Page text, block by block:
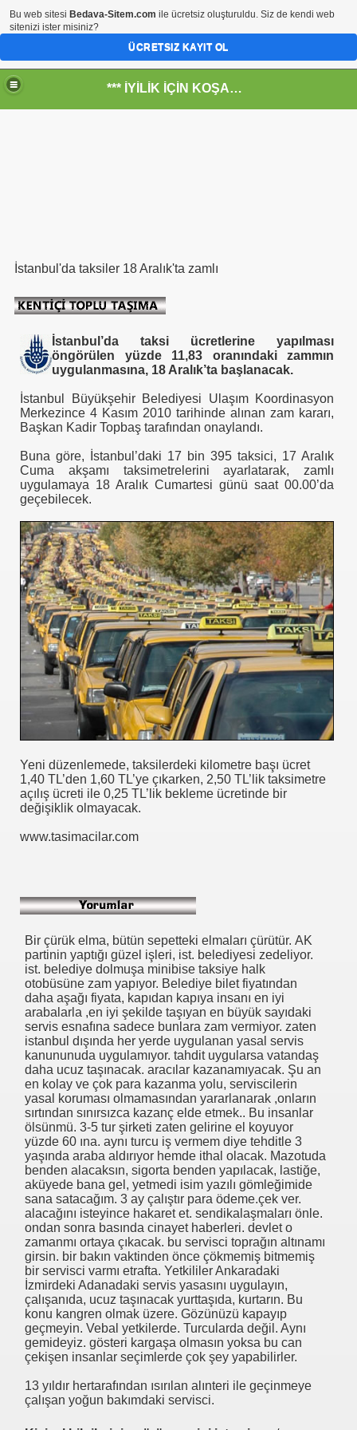
*** İYİLİK İÇİN KOŞANLARIN YERİ***
İstanbul'da taksiler 18 Aralık'ta zamlı
İstanbul’da taksi ücretlerine yapılması
öngörülen yüzde 11,83 oranındaki zammın
uygulanmasına, 18 Aralık’ta başlanacak.
İstanbul Büyükşehir Belediyesi Ulaşım Koordinasyon
Merkezince 4 Kasım 2010 tarihinde alınan zam kararı,
Başkan Kadir Topbaş tarafından onaylandı.
Buna göre, İstanbul’daki 17 bin 395 taksici, 17 Aralık
Cuma akşamı taksimetrelerini ayarlatarak, zamlı
uygulamaya 18 Aralık Cumartesi günü saat 00.00’da
geçebilecek.
Yeni düzenlemede, taksilerdeki kilometre başı ücret
1,40 TL’den 1,60 TL’ye çıkarken, 2,50 TL’lik taksimetre
açılış ücreti ile 0,25 TL’lik bekleme ücretinde bir
değişiklik olmayacak.
www.tasimacilar.com
Bir çürük elma, bütün sepetteki elmaları çürütür. AK
partinin yaptığı güzel işleri, ist. belediyesi zedeliyor.
ist. belediye dolmuşa minibise taksiye halk
otobüsüne zam yapıyor. Belediye bilet fiyatından
daha aşağı fiyata, kapıdan kapıya insanı en iyi
arabalarla ,en iyi şekilde taşıyan en büyük sayıdaki
servis esnafına sadece bunlara zam vermiyor. zaten
istanbul dışında her yerde uygulanan yasal servis
kanununuda uygulamıyor. tahdit uygularsa vatandaş
daha ucuz taşınacak. aracılar kazanamıyacak. Şu an
en kolay ve çok para kazanma yolu, serviscilerin
yasal koruması olmamasından yararlanarak ,onların
sırtından sınırsızca kazanç elde etmek.. Bu insanlar
ölsünmü. 3-5 tur şirketi zaten gelirine el koyuyor
yüzde 60 ına. aynı turcu iş vermem diye tehditle 3
yaşında araba aldırıyor hemde ithal olacak. Mazotuda
benden alacaksın, sigorta benden yapılacak, lastiğe,
aküyede bana gel, yetmedi isim yazılı gömleğimide
sana satacağım. 3 ay çalıştır para ödeme.çek ver.
alacağını isteyince hakaret et. sendikalaşmaları önle.
ondan sonra basında cinayet haberleri. devlet o
zamanmı ortaya çıkacak. bu servisci toprağın altınamı
girsin. bir bakın vaktinden önce çökmemiş bitmemiş
bir servisci varmı etrafta. Yetkililer Ankaradaki
İzmirdeki Adanadaki servis yasasını uygulayın,
çalışanıda, ucuz taşınacak yurttaşıda, kurtarın. Bu
konu kangren olmak üzere. Gözünüzü kapayıp
geçmeyin. Vebal yetkilerde. Turcularda değil. Aynı
gemideyiz. gösteri kargaşa olmasın yoksa bu can
çekişen insanlar seçimlerde çok şey yapabilirler.
13 yıldır hertarafından ısırılan alınteri ile geçinmeye
çalışan yoğun bakımdaki servisci.
Ne Yapar---
Birbirine Düşürme Oyunu
Vekilimize
AÇTINIZMI?
Bu web sitesi Bedava-Sitem.com ile ücretsiz oluşturuldu. Siz de kendi web
sitenizi ister misiniz?
ÜCRETSIZ KAYIT OL